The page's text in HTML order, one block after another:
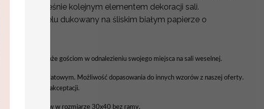
się jednocześnie kolejnym elementem dekoracji sali.
na Weselu dukowany na śliskim białym papierze o
stołach pomoże gościom w odnalezieniu swojego miejsca na sali weselnej.
motywem kwiatowym. Możliwość dopasowania do innych wzorów z naszej oferty.
grafika do akceptacji.
plan stołów w rozmiarze 30x40 bez ramy.